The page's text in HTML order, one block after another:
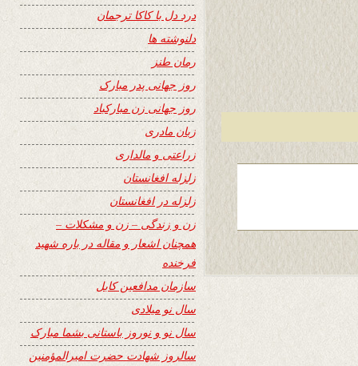
درد دل با کاکا ترجمان
دلنوشته ها
رمان طنز
روز جهانی پدر مبارک
روز جهانی زن مبارکباد
زبان مادری
زراعتی و مالداری
زلزله افغانستان
زلزله در افغانستان
زن و زندگی – زن و مشکلات –
همچنان اشعار و مقاله در باره شهید
فرخنده
سازمان مدافعین کابل
سال نو میلادی
سال نو و نوروز باستانی بشما مبارک
سالروز شهادت حضرت امیرالمؤمنین